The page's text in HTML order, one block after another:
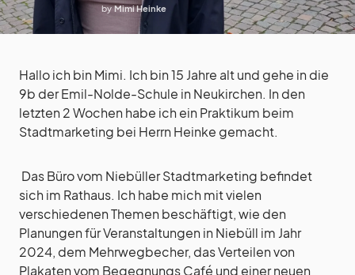
by Mimi Heinke
Hallo ich bin Mimi. Ich bin 15 Jahre alt und gehe in die
9b der Emil-Nolde-Schule in Neukirchen. In den
letzten 2 Wochen habe ich ein Praktikum beim
Stadtmarketing bei Herrn Heinke gemacht.
Das Büro vom Niebüller Stadtmarketing befindet
sich im Rathaus. Ich habe mich mit vielen
verschiedenen Themen beschäftigt, wie den
Planungen für Veranstaltungen in Niebüll im Jahr
2024, dem Mehrwegbecher, das Verteilen von
Plakaten vom Begegnungs Café und einer neuen